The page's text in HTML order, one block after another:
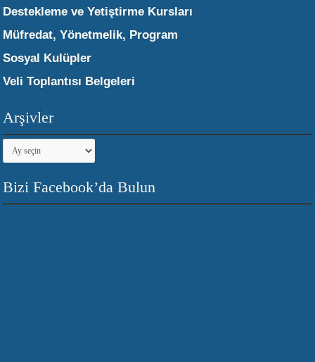
Destekleme ve Yetiştirme Kursları
Müfredat, Yönetmelik, Program
Sosyal Kulüpler
Veli Toplantısı Belgeleri
Arşivler
Arşivler
Bizi Facebook’da Bulun